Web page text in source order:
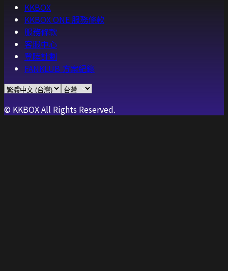
KKBOX
KKBOX ONE 服務條款
服務條款
客服中心
登陸計劃
FANKLUB 方案紀錄
© KKBOX All Rights Reserved.